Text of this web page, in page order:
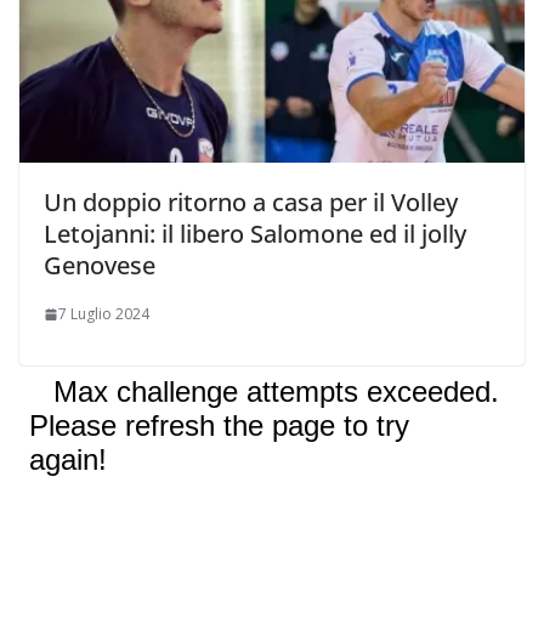
Un doppio ritorno a casa per il Volley
Letojanni: il libero Salomone ed il jolly
Genovese
7 Luglio 2024